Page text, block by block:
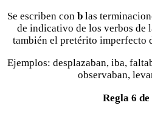
Se escriben con b las
de indicativo de los verbos de
también el pretérito imperfecto
Ejemplos: desplazaban, iba,
observaban,
Regla 6